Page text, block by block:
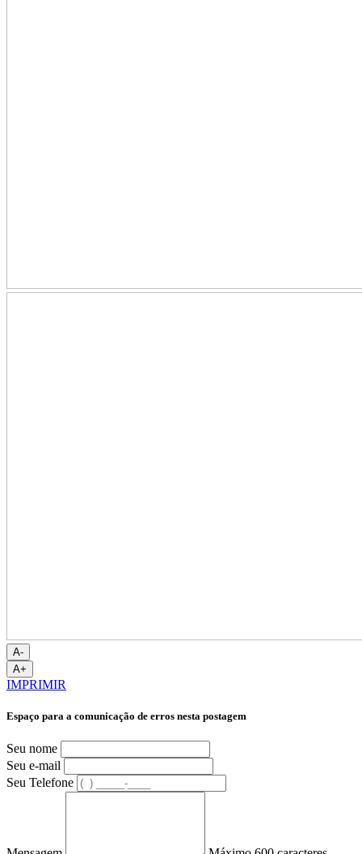
A-
A+
IMPRIMIR
Espaço para a comunicação de erros nesta postagem
Seu nome
Seu e-mail
Seu Telefone